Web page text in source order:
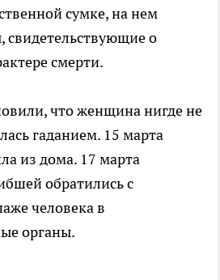
сумке, на нем
свидетельствующие о
смерти.
что женщина нигде не
гаданием. 15 марта
из дома. 17 марта
обратились с
человека в
органы.